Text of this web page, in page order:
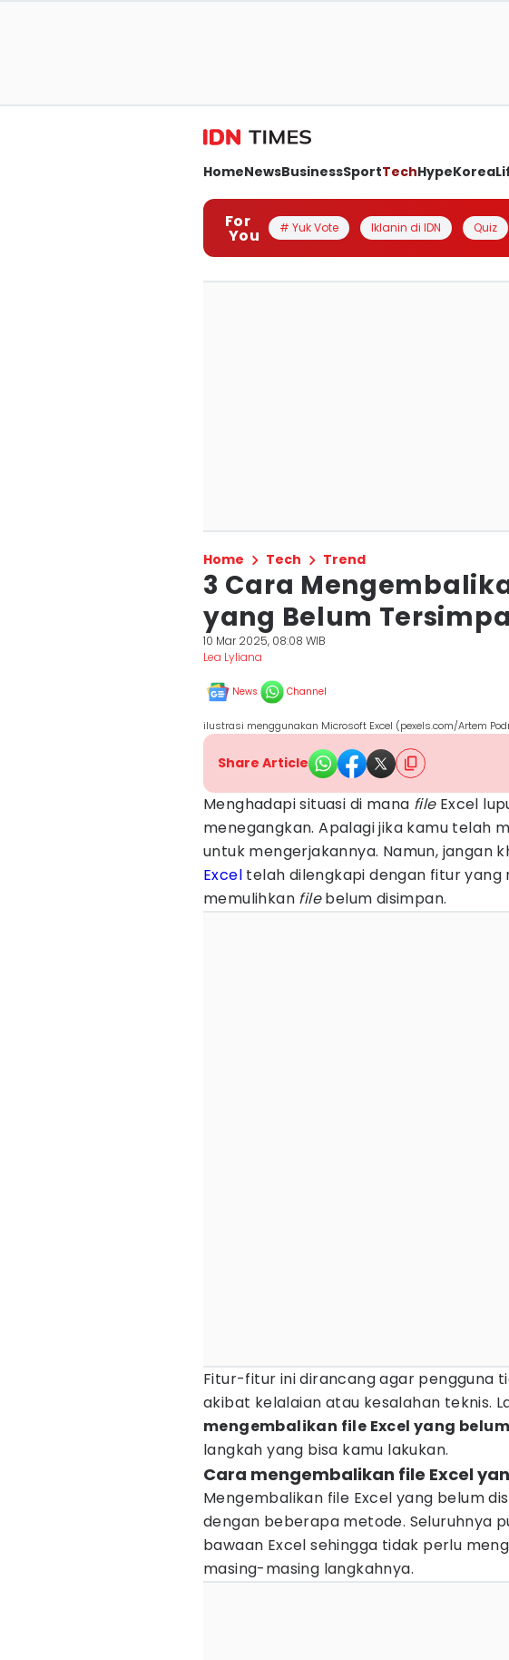
HomeNewsBusinessSportTechHypeKorea
For
You # Yuk Vote Iklanin di IDN Quiz
Home Tech Trend
3 Cara
yang Belum
10 Mar 2025, 08:08 WIB
Lea Lyliana
News Channel
ilustrasi menggunakan Microsoft Excel (pexels.com/Artem
Share Article
Menghadapi situasi di mana fileExcel
menegangkan. Apalagi jika kamu telah
untuk mengerjakannya. Namun, jangan
Excel telah dilengkapi dengan fitur yang
memulihkan filebelum disimpan.
Fitur-fitur ini dirancang agar pengguna
akibat kelalaian atau kesalahan teknis.
mengembalikan file Excel yang
langkah yang bisa kamu lakukan.
Cara mengembalikan file Excel
Mengembalikan file Excel yang belum
dengan beberapa metode. Seluruhnya
bawaan Excel sehingga tidak perlu
masing-masing langkahnya.